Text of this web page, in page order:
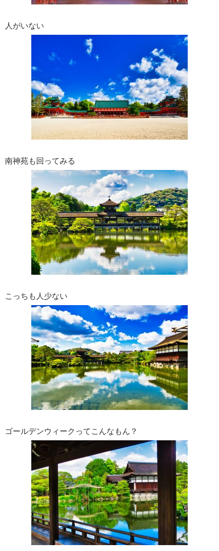
人がいない
南神苑も回ってみる
こっちも人少ない
ゴールデンウィークってこんなもん？